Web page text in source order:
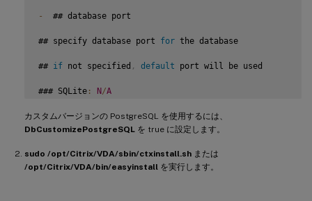
-
  ## database port
## specify database port for the database
## if not specified , default port will be used
### SQLite : N/A
#### PostgreSQL: 5432
## PostgreSQL customized
カスタムバージョンの PostgreSQL を使用するには、
DbCustomizePostgreSQL を true に設定します。
sudo /opt/Citrix/VDA/sbin/ctxinstall.sh または
/opt/Citrix/VDA/bin/easyinstall を実行します。